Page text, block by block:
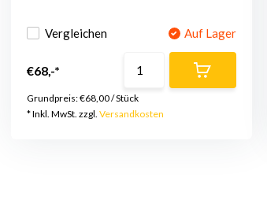
Vergleichen Auf Lager
€68,-*
Grundpreis:€68,00/Stück
* Inkl. MwSt. zzgl. Versandkosten